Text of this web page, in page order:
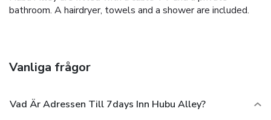
bathroom. A hairdryer, towels and a shower are included.
Vanliga frågor
Vad Är Adressen Till 7days Inn Hubu Alley?